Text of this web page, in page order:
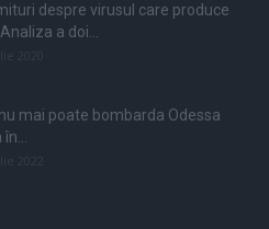
despre virusul care produce
a doi...
mai poate bombarda Odessa
în...